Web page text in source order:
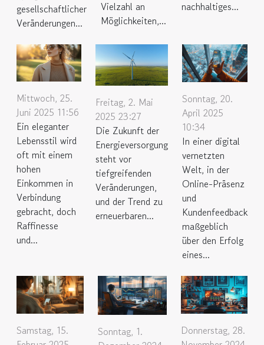
gesellschaftlicher
Veränderungen...
Vielzahl an
Möglichkeiten,...
nachhaltiges...
Mittwoch, 25.
Juni 2025 11:56
Ein eleganter
Lebensstil wird
oft mit einem
hohen
Einkommen in
Verbindung
gebracht, doch
Raffinesse
und...
Freitag, 2. Mai
2025 23:27
Die Zukunft der
Energieversorgung
steht vor
tiefgreifenden
Veränderungen,
und der Trend zu
erneuerbaren...
Sonntag, 20.
April 2025
10:34
In einer digital
vernetzten
Welt, in der
Online-Präsenz
und
Kundenfeedback
maßgeblich
über den Erfolg
eines...
Samstag, 15.
Sonntag, 1.
Donnerstag, 28.